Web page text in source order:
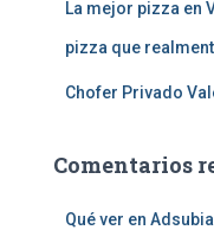
La mejor pizza en
pizza que
Chofer Privado
Comentarios
Qué ver en